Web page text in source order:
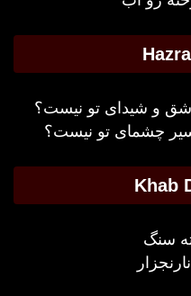
و شیدای تو نیست؟
چشمای تو نیست؟
Khab
سنگ